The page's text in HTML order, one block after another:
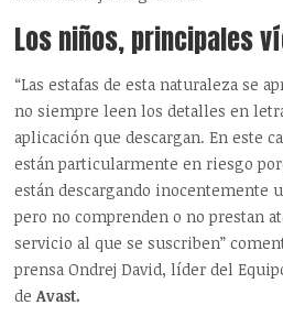
Los niños, principales
“Las estafas de esta naturaleza se
no siempre leen los detalles en
aplicación que descargan. En este
están particularmente en riesgo
están descargando inocentemente
pero no comprenden o no prestan
servicio al que se suscriben”
prensa Ondrej David, líder del
deAvast.